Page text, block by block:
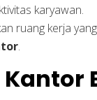
karyawan.
ruang kerja
.